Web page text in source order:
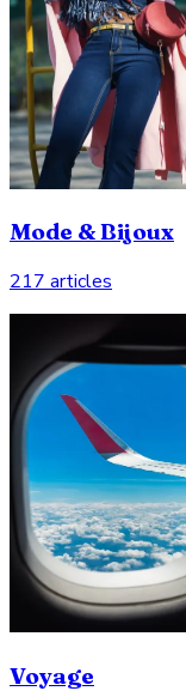
Mode & Bijoux
217 articles
Voyage